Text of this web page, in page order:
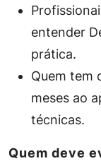
entender
prática.
Quem tem
meses ao
técnicas.
Quem deve